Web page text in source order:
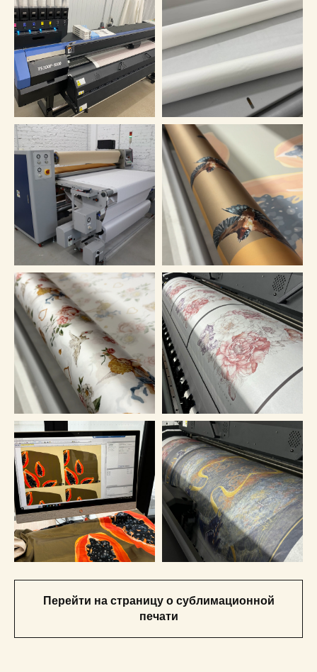
Перейти на страницу о сублимационной
печати